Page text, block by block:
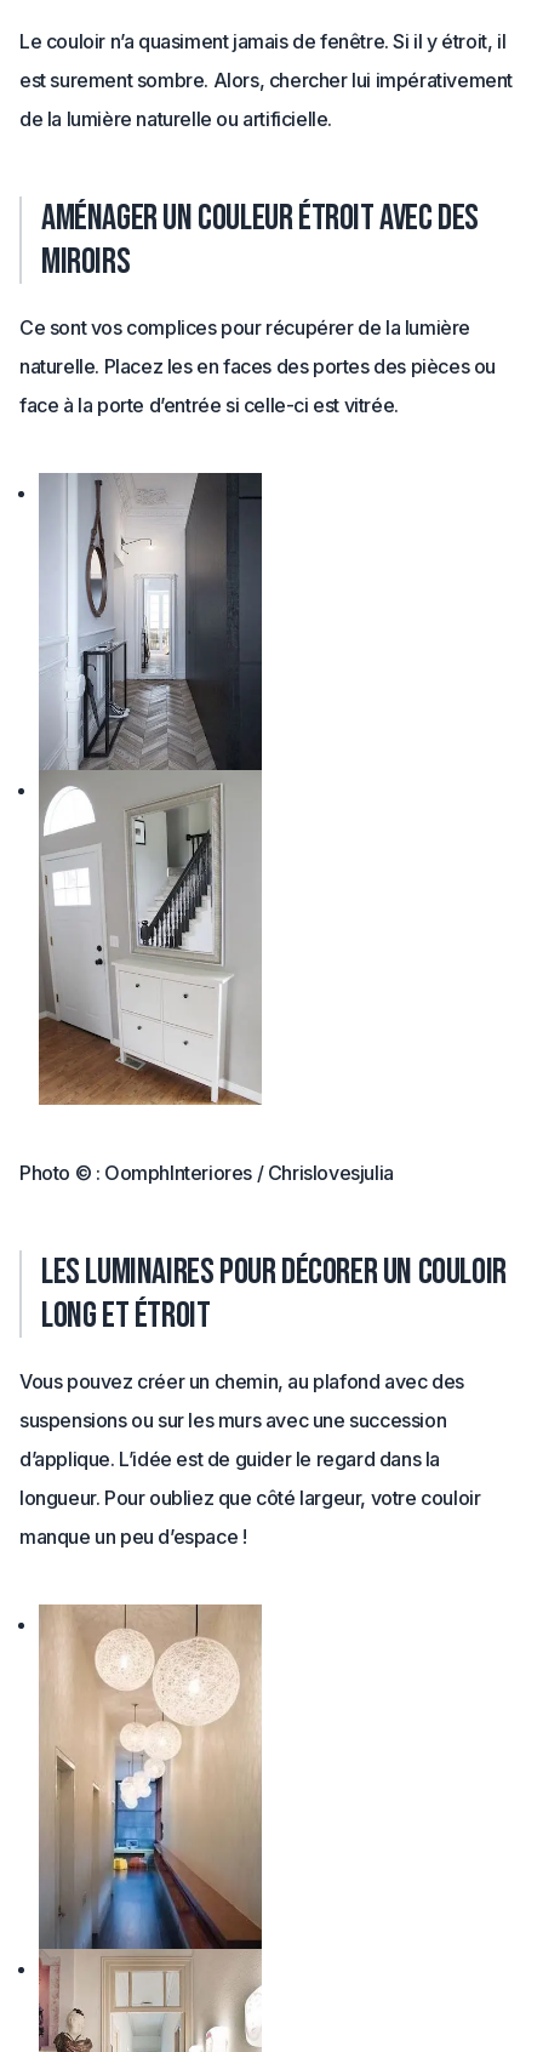
Le couloir n’a quasiment jamais de fenêtre. Si il y étroit, il
est surement sombre. Alors, chercher lui impérativement
de la lumière naturelle ou artificielle.
Aménager un couleur étroit avec des
miroirs
Ce sont vos complices pour récupérer de la lumière
naturelle. Placez les en faces des portes des pièces ou
face à la porte d’entrée si celle-ci est vitrée.
Photo © : OomphInteriores / Chrislovesjulia
Les luminaires pour décorer un couloir
long et étroit
Vous pouvez créer un chemin, au plafond avec des
suspensions ou sur les murs avec une succession
d’applique. L’idée est de guider le regard dans la
longueur. Pour oubliez que côté largeur, votre couloir
manque un peu d’espace !